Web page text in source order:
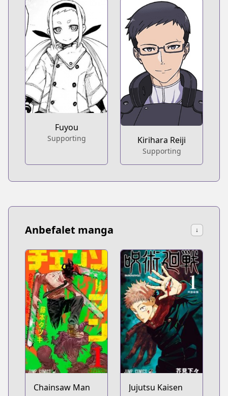
Fuyou
Supporting Kirihara Reiji
Supporting
Anbefalet manga ↓
Chainsaw Man Jujutsu Kaisen